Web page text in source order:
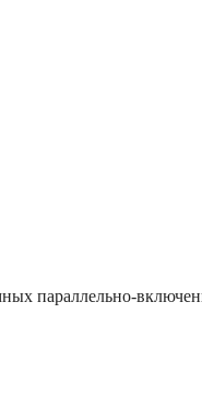
параллельно-